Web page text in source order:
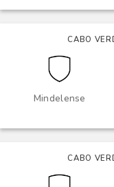
CABO
Mindelense
CABO